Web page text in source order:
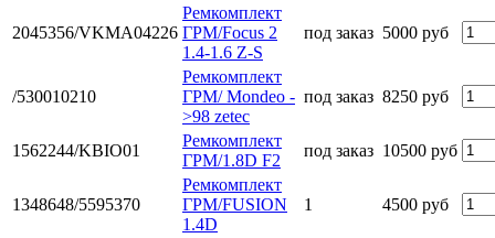
2045356/VKMA04226
Ремкомплект
ГРМ/Focus 2
1.4-1.6 Z-S
под заказ 5000 руб
/530010210
Ремкомплект
ГРМ/ Mondeo -
>98 zetec
под заказ 8250 руб
1562244/KBIO01
Ремкомплект
ГРМ/1.8D F2
под заказ 10500 руб
1348648/5595370
Ремкомплект
ГРМ/FUSION
1.4D
1 4500 руб